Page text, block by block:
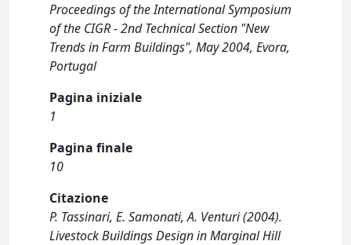
Proceedings of the International Symposium
of the CIGR - 2nd Technical Section "New
Trends in Farm Buildings", May 2004, Evora,
Portugal
Pagina iniziale
1
Pagina finale
10
Citazione
P. Tassinari, E. Samonati, A. Venturi (2004).
Livestock Buildings Design in Marginal Hill